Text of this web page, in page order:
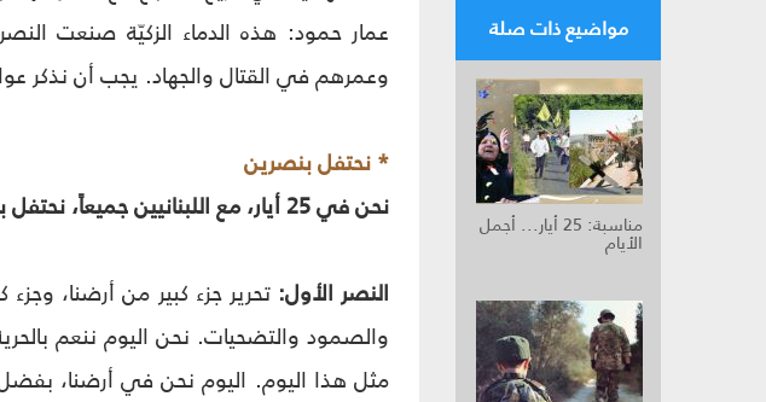
مواضيع ذات صلة
مناسبة: 25 أيار... أجمل
الأيام
عمار حمود: هذه الدماء الزكيّة صنعت
وعمرهم في القتال والجهاد. يجب أن نذكر
* نحتفل بنصرين
نحن في 25 أيار، مع اللبنانيين جميعاً، نحتفل بنصرين وليس بنصرٍ واحد.
النصر الأول:تحرير جزء كبير من أرضنا،
والصمود والتضحيات. نحن اليوم ننعم
مثل هذا اليوم. اليوم نحن في أرضنا،